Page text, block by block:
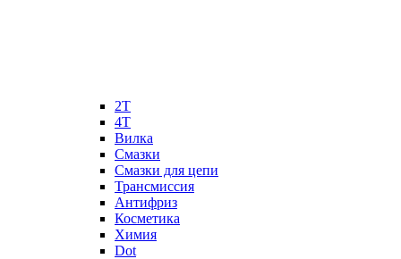
2Т
4Т
Вилка
Смазки
Смазки для цепи
Трансмиссия
Антифриз
Косметика
Химия
Dot